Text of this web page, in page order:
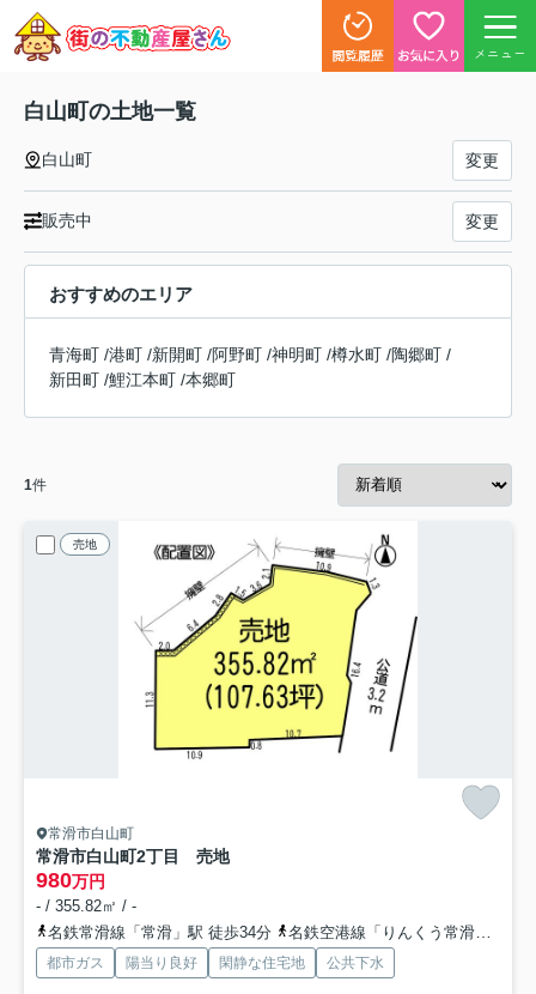
メニュー
白山町の土地一覧
白山町 変更
販売中 変更
おすすめのエリア
青海町 /港町 /新開町 /阿野町 /神明町 /樽水町 /陶郷町 /
新田町 /鯉江本町 /本郷町
1件
売地
常滑市白山町
常滑市白山町2丁目 売地
980万円
- / 355.82㎡ / -
名鉄常滑線「常滑」駅 徒歩34分
名鉄空港線「りんくう常滑」駅 徒歩45分
都市ガス 陽当り良好 閑静な住宅地 公共下水